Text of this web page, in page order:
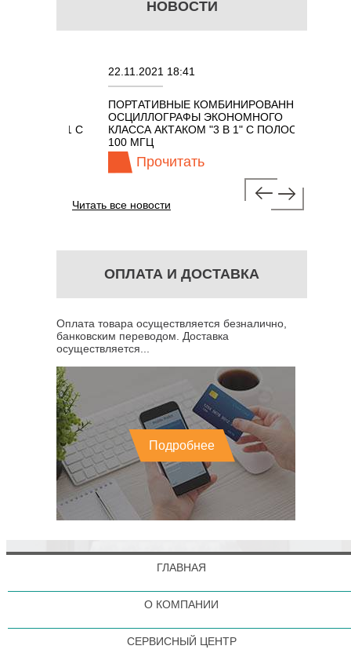
НОВОСТИ
22.11.2021 18:41
ПОРТАТИВНЫЕ КОМБИНИРОВАННЫЕ
ОСЦИЛЛОГРАФЫ ЭКОНОМНОГО
КЛАССА АКТАКОМ "3 В 1" С ПОЛОСОЙ
100 МГЦ
Прочитать
Читать все новости
ОПЛАТА И ДОСТАВКА
Оплата товара осуществляется безналично,
банковским переводом. Доставка
осуществляется...
Подробнее
ГЛАВНАЯ
О КОМПАНИИ
СЕРВИСНЫЙ ЦЕНТР